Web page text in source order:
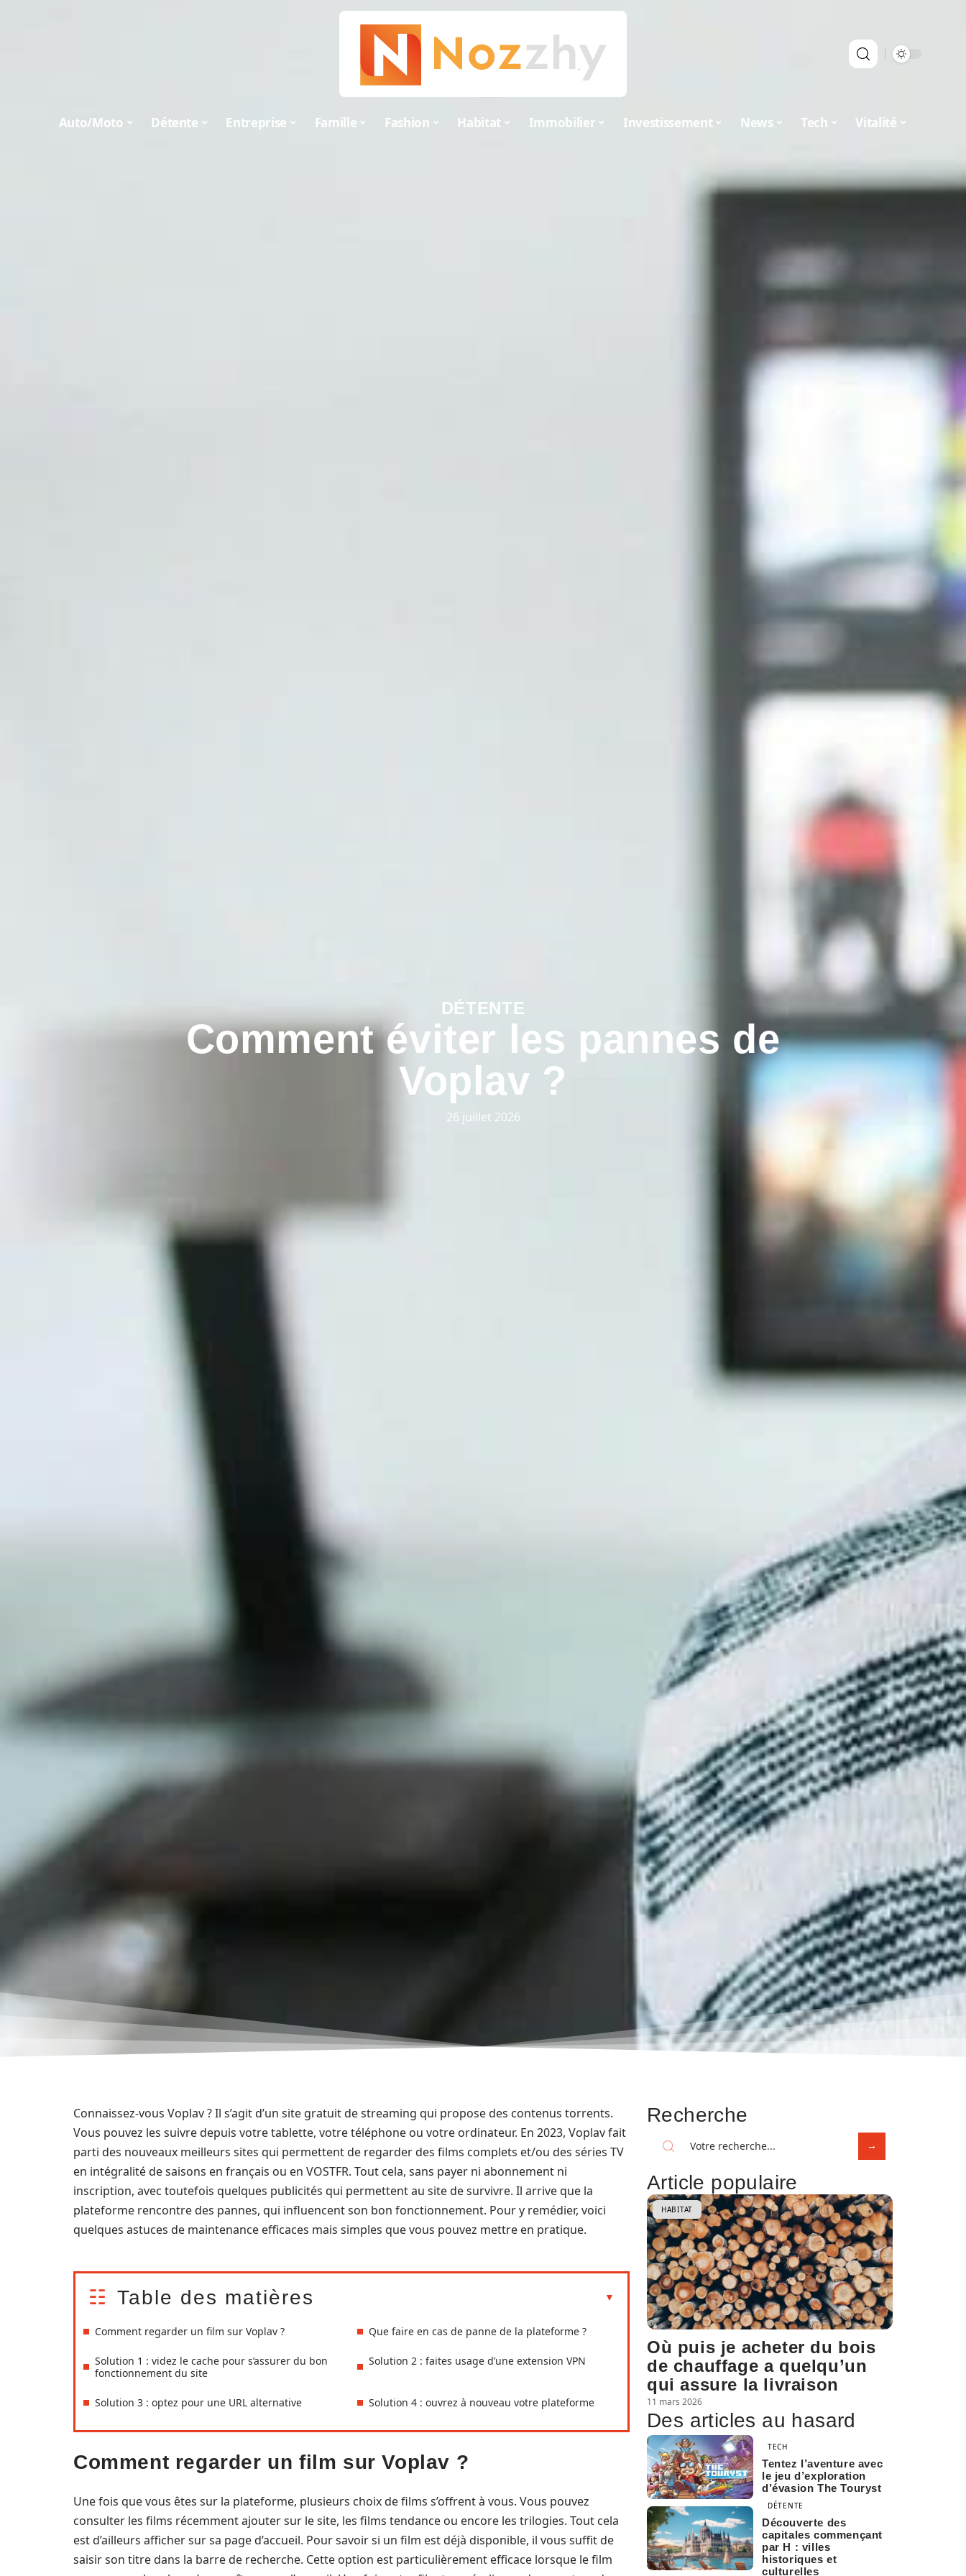
Auto/Moto Détente Entreprise Famille Fashion Habitat Immobilier Investissement News Tech Vitalité
DÉTENTE
Comment éviter les pannes de
Voplav ?
26 juillet 2026
Connaissez-vous Voplav ? Il s’agit d’un site gratuit de streaming qui propose des contenus torrents.
Vous pouvez les suivre depuis votre tablette, votre téléphone ou votre ordinateur. En 2023, Voplav fait
parti des nouveaux meilleurs sites qui permettent de regarder des films complets et/ou des séries TV
en intégralité de saisons en français ou en VOSTFR. Tout cela, sans payer ni abonnement ni
inscription, avec toutefois quelques publicités qui permettent au site de survivre. Il arrive que la
plateforme rencontre des pannes, qui influencent son bon fonctionnement. Pour y remédier, voici
quelques astuces de maintenance efficaces mais simples que vous pouvez mettre en pratique.
Table des matières
Comment regarder un film sur Voplav ? Que faire en cas de panne de la plateforme ?
Solution 1 : videz le cache pour s’assurer du bon
fonctionnement du site
Solution 2 : faites usage d’une extension VPN
Solution 3 : optez pour une URL alternative Solution 4 : ouvrez à nouveau votre plateforme
Comment regarder un film sur Voplav ?
Une fois que vous êtes sur la plateforme, plusieurs choix de films s’offrent à vous. Vous pouvez
consulter les films récemment ajouter sur le site, les films tendance ou encore les trilogies. Tout cela
est d’ailleurs afficher sur sa page d’accueil. Pour savoir si un film est déjà disponible, il vous suffit de
saisir son titre dans la barre de recherche. Cette option est particulièrement efficace lorsque le film
Recherche
Article populaire
HABITAT
Où puis je acheter du bois
de chauffage a quelqu’un
qui assure la livraison
11 mars 2026
Des articles au hasard
TECH
Tentez l’aventure avec
le jeu d’exploration
d’évasion The Touryst
DÉTENTE
Découverte des
capitales commençant
par H : villes
historiques et
culturelles